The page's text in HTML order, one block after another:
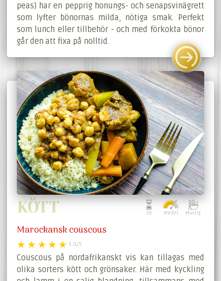
peas) har en pepprig honungs- och senapsvinägrett
som lyfter bönornas milda, nötiga smak. Perfekt
som lunch eller tillbehör - och med förkokta bönor
går den att fixa på nolltid.
KÖTT 2h Medel Mustig
Marockansk couscous
5.0/5
Couscous på nordafrikanskt vis kan tillagas med
olika sorters kött och grönsaker. Här med kyckling